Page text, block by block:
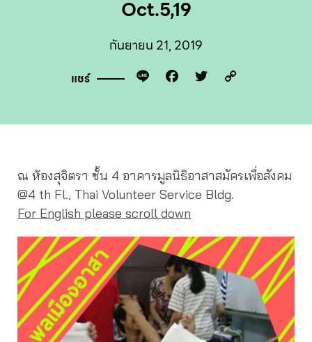
Oct.5,19
กันยายน 21, 2019
แชร์ Line Facebook
Twitter
ณ ห้องสุจิตรา ชั้น 4 อาคารมูลนิธิอาสาสมัครเพื่อสังคม
@4 th Fl., Thai Volunteer Service Bldg.
For English please scroll down